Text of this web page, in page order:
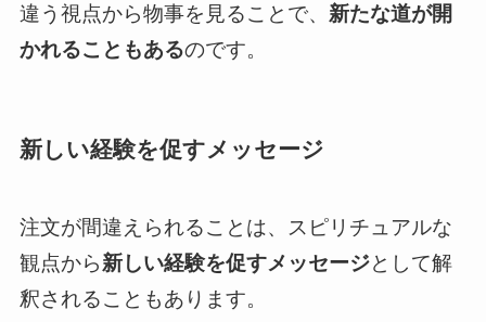
違う視点から物事を見ることで、 新たな道が開
かれることもあるのです。
新しい経験を促すメッセージ
注文が間違えられることは、スピリチュアルな
観点から新しい経験を促すメッセージとして解
釈されることもあります。